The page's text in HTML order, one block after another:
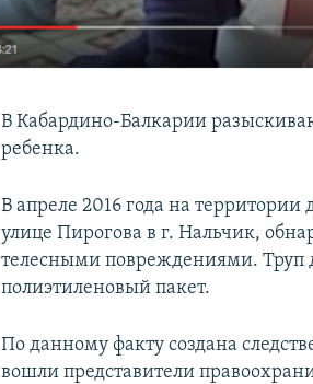
В Кабардино-Балкарии
ребенка.
В апреле 2016 года на
улице Пирогова в г. Нальчик,
телесными повреждениями. Труп
полиэтиленовый пакет.
По данному факту создана
вошли представители